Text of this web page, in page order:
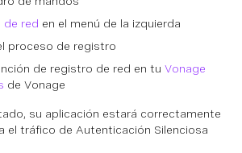
de red en el menú de la izquierda
proceso de registro
de registro de red en tu Vonage
de Vonage
su aplicación estará correctamente
el tráfico de Autenticación Silenciosa